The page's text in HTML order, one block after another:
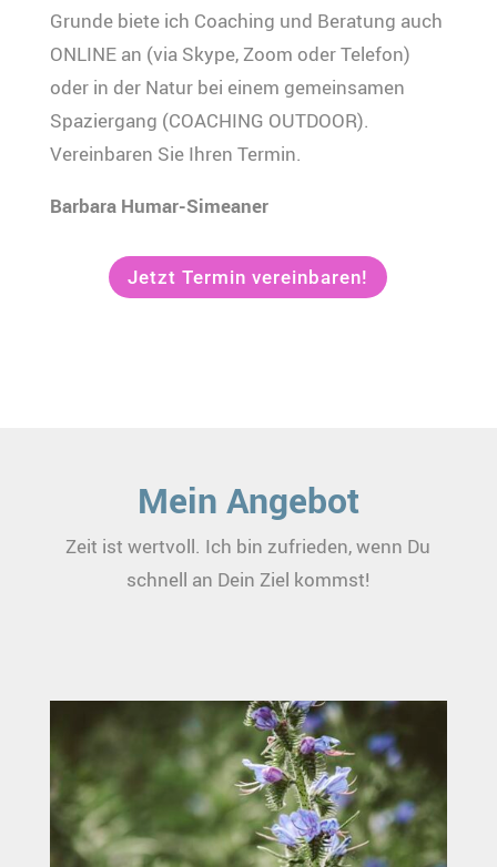
Grunde biete ich Coaching und Beratung auch
ONLINE an (via Skype, Zoom oder Telefon)
oder in der Natur bei einem gemeinsamen
Spaziergang (COACHING OUTDOOR).
Vereinbaren Sie Ihren Termin.
Barbara Humar-Simeaner
Jetzt Termin vereinbaren!
Mein Angebot
Zeit ist wertvoll. Ich bin zufrieden, wenn Du
schnell an Dein Ziel kommst!